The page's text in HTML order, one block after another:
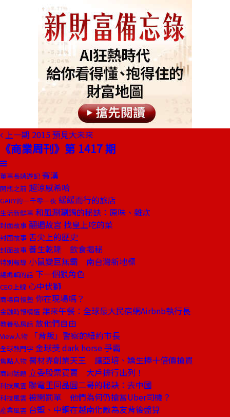
上一期 2015 預見大未來
《商業周刊》第 1417 期
董事長嬉遊記 賓漢
開瓶之前 超涼感希哈
GARY的一千零一夜 緩緩而行的旅店
生活新鮮事 和風涮涮鍋的秘訣：原味、雜炊
封面故事 翻遍故宮 找皇上吃的菜
封面故事 舌尖上的歷史
封面故事 養生乾隆 飲食揭秘
特別報導 小鼠變巨無霸 南台灣新地標
總編輯的話 下一個狠角色
CEO上線 心中伏獅
商場自慢塾 你在現場嗎？
金融時報精選 誰來午餐：全球最大民宿網Airbnb執行長
教養私房話 放他們自由
View人物 「背叛」警察的紐約市長
全球熱門字 金球獎 dark horse 爭霸
焦點人物 醫材界創業天王 讓亞培、嬌生捧十倍價搶買
商周話題 立委股票買賣 大戶排行出列！
科技風雲 聯電重回晶圓二哥的秘訣：去中國
科技風雲 被開罰單 他們為何仍搶當Uber司機？
產業風雲 台塑、中鋼在越南化敵為友背後盤算